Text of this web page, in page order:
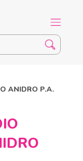
ANIDRO P.A.